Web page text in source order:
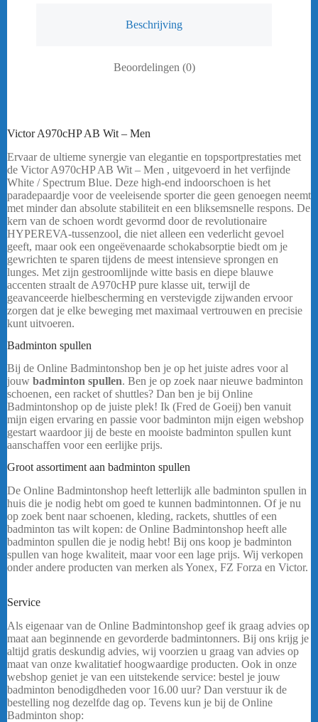
Beschrijving
Beoordelingen (0)
Victor A970cHP AB Wit – Men
Ervaar de ultieme synergie van elegantie en topsportprestaties met
de Victor A970cHP AB Wit – Men , uitgevoerd in het verfijnde
White / Spectrum Blue. Deze high-end indoorschoen is het
paradepaardje voor de veeleisende sporter die geen genoegen neemt
met minder dan absolute stabiliteit en een bliksemsnelle respons. De
kern van de schoen wordt gevormd door de revolutionaire
HYPEREVA-tussenzool, die niet alleen een vederlicht gevoel
geeft, maar ook een ongeëvenaarde schokabsorptie biedt om je
gewrichten te sparen tijdens de meest intensieve sprongen en
lunges. Met zijn gestroomlijnde witte basis en diepe blauwe
accenten straalt de A970cHP pure klasse uit, terwijl de
geavanceerde hielbescherming en verstevigde zijwanden ervoor
zorgen dat je elke beweging met maximaal vertrouwen en precisie
kunt uitvoeren.
Badminton spullen
Bij de Online Badmintonshop ben je op het juiste adres voor al
jouw badminton spullen. Ben je op zoek naar nieuwe badminton
schoenen, een racket of shuttles? Dan ben je bij Online
Badmintonshop op de juiste plek! Ik (Fred de Goeij) ben vanuit
mijn eigen ervaring en passie voor badminton mijn eigen webshop
gestart waardoor jij de beste en mooiste badminton spullen kunt
aanschaffen voor een eerlijke prijs.
Groot assortiment aan badminton spullen
De Online Badmintonshop heeft letterlijk alle badminton spullen in
huis die je nodig hebt om goed te kunnen badmintonnen. Of je nu
op zoek bent naar schoenen, kleding, rackets, shuttles of een
badminton tas wilt kopen: de Online Badmintonshop heeft alle
badminton spullen die je nodig hebt! Bij ons koop je badminton
spullen van hoge kwaliteit, maar voor een lage prijs. Wij verkopen
onder andere producten van merken als Yonex, FZ Forza en Victor.
Service
Als eigenaar van de Online Badmintonshop geef ik graag advies op
maat aan beginnende en gevorderde badmintonners. Bij ons krijg je
altijd gratis deskundig advies, wij voorzien u graag van advies op
maat van onze kwalitatief hoogwaardige producten. Ook in onze
webshop geniet je van een uitstekende service: bestel je jouw
badminton benodigdheden voor 16.00 uur? Dan verstuur ik de
bestelling nog dezelfde dag op. Tevens kun je bij de Online
Badminton shop: